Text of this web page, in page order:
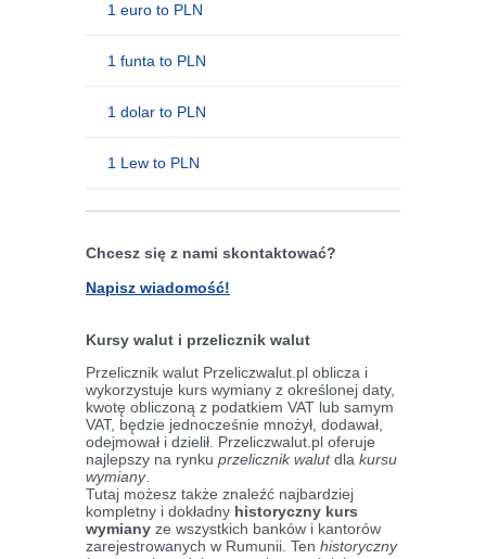
1 euro to PLN
1 funta to PLN
1 dolar to PLN
1 Lew to PLN
Chcesz się z nami skontaktować?
Napisz wiadomość!
Kursy walut i przelicznik walut
Przelicznik walut Przeliczwalut.pl oblicza i
wykorzystuje kurs wymiany z określonej daty,
kwotę obliczoną z podatkiem VAT lub samym
VAT, będzie jednocześnie mnożył, dodawał,
odejmował i dzielił. Przeliczwalut.pl oferuje
najlepszy na rynku przelicznik walutdla kursu
wymiany.
Tutaj możesz także znaleźć najbardziej
kompletny i dokładny historyczny kurs
wymiany ze wszystkich banków i kantorów
zarejestrowanych w Rumunii. Ten historyczny